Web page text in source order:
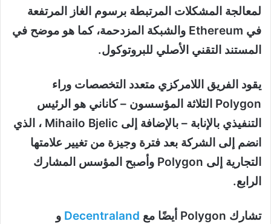
لمعالجة المشكلات المرتبطة برسوم الغاز المرتفعة
في Ethereum والشبكة المزدحمة، كما هو موضح في
المستند التقني الأصلي للبروتوكول.
يقود الفريق اللامركزي متعدد التخصصات وراء
Polygon الثلاثة المؤسسون – كاناني هو الرئيس
التنفيذي بالإنابة – بالإضافة إلى Mihailo Bjelic ، الذي
انضم إلى الشركة بعد فترة وجيزة من تغيير علامتها
التجارية إلى Polygon وأصبح المؤسس المشارك
الرابع.
تشارك Polygon أيضًا مع Decentraland و